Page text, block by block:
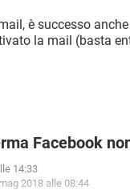
è successo
la mail (basta
Facebook
14:33
2018 alle 08:44